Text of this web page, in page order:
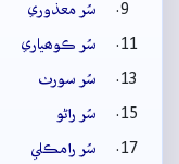
سُر معذوري
سُر ڪوھياري
سُر سورٺ
سُر راڻو
سُر رامڪلي